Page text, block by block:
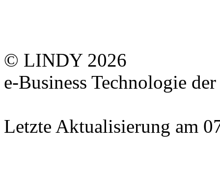
© LINDY 2026
e-Business Technologie
Letzte Aktualisierung am